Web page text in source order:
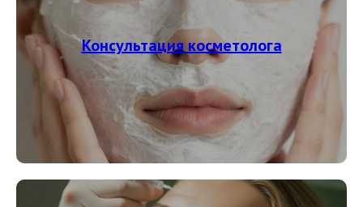
Консультация косметолога